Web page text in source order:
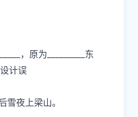
，原为_________东
计误
雪夜上梁⼭。